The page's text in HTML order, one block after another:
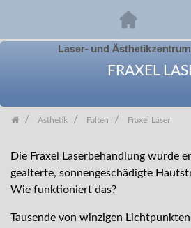
FRAXEL
Ästhetik Falten Fraxel Laser
Die Fraxel Laserbehandlung wurde
gealterte, sonnengeschädigte
Wie funktioniert das?
Tausende von winzigen